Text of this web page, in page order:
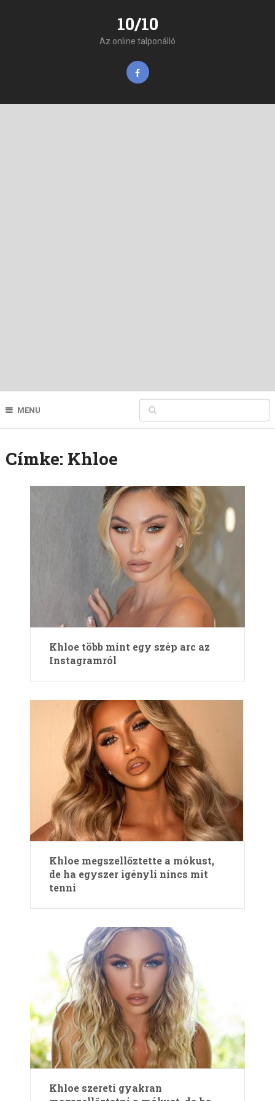
10/10
Az online talponálló
MENU
Címke: Khloe
Khloe több mint egy szép arc az
Instagramról
Khloe megszellőztette a mókust,
de ha egyszer igényli nincs mit
tenni
Khloe szereti gyakran